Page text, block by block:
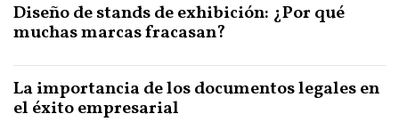
Diseño de stands de exhibición: ¿Por qué
muchas marcas fracasan?
La importancia de los documentos legales en
el éxito empresarial